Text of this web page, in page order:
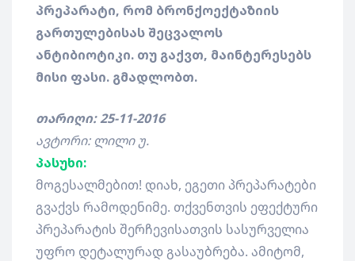
პრეპარატი, რომ ბრონქოექტაზიის
გართულებისას შეცვალოს
ანტიბიოტიკი. თუ გაქვთ, მაინტერესებს
მისი ფასი. გმადლობთ.
თარიღი: 25-11-2016
ავტორი: ლილი უ.
პასუხი:
მოგესალმებით! დიახ, ეგეთი პრეპარატები
გვაქვს რამოდენიმე. თქვენთვის ეფექტური
პრეპარატის შერჩევისათვის სასურველია
უფრო დეტალურად გასაუბრება. ამიტომ,